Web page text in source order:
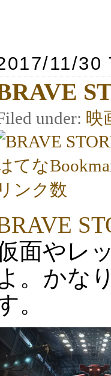
11/30
under: 映
面やレ
。かな
。